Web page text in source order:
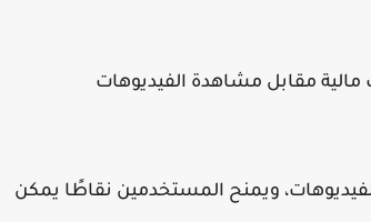
مقابل مشاهدة الفيديوهات
ويمنح المستخدمين نقاطًا يمكن